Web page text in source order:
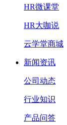
HR微课堂
HR大咖说
云学堂商城
新闻资讯
公司动态
行业知识
产品问答